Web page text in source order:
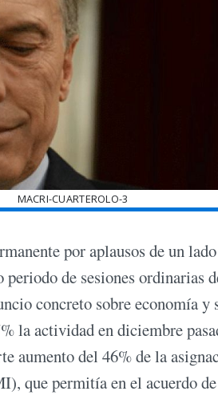
MACRI-CUARTEROLO-3
por aplausos de un
de sesiones ordinarias
concreto sobre economía
la actividad en diciembre
aumento del 46% de la
que permitía en el acuerdo